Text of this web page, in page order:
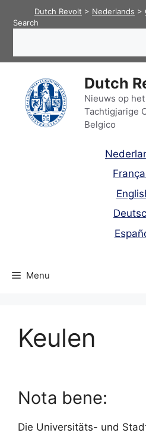
Dutch Revolt > Nederlands >
Search
Dutch
Nieuws op
Tachtigjarige
Belgico
Menu
Keulen
Nota bene:
Die Universitäts- und